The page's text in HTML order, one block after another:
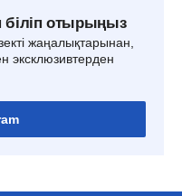
біліп отырыңыз
жаңалықтарынан,
эксклюзивтерден